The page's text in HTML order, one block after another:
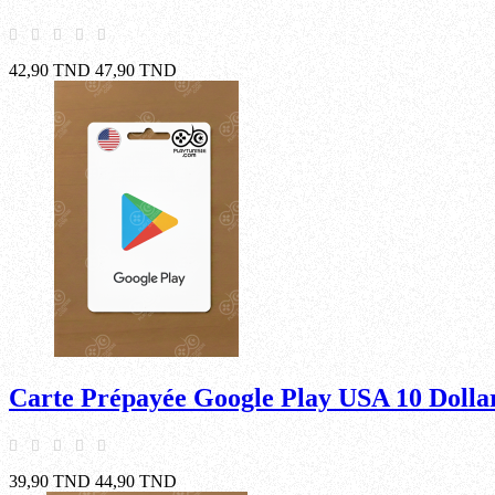
42,90 TND 47,90 TND
Carte Prépayée Google Play USA 10
39,90 TND 44,90 TND